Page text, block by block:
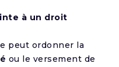
à un droit
peut ordonner la
ou le versement de